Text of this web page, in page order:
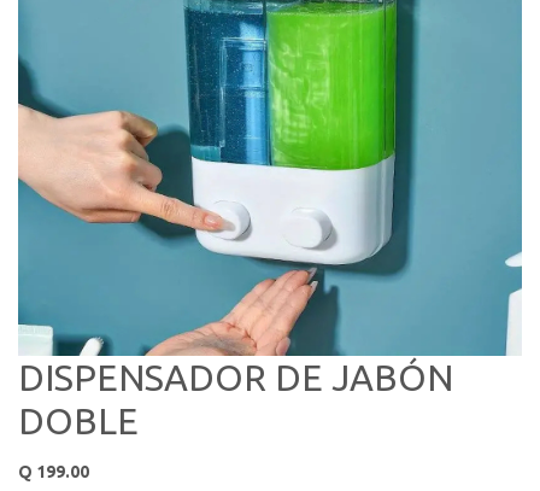
DISPENSADOR DE JABÓN
DOBLE
Q 199.00